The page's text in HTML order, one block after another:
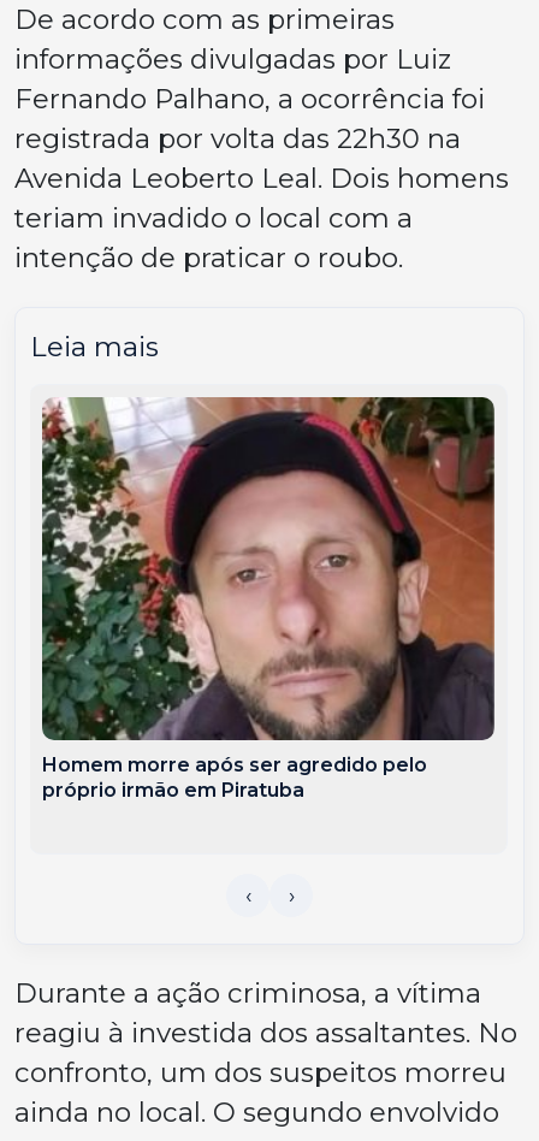
De acordo com as primeiras
informações divulgadas por Luiz
Fernando Palhano, a ocorrência foi
registrada por volta das 22h30 na
Avenida Leoberto Leal. Dois homens
teriam invadido o local com a
intenção de praticar o roubo.
Leia mais
Homem morre após ser agredido pelo
próprio irmão em Piratuba
Durante a ação criminosa, a vítima
reagiu à investida dos assaltantes. No
confronto, um dos suspeitos morreu
ainda no local. O segundo envolvido